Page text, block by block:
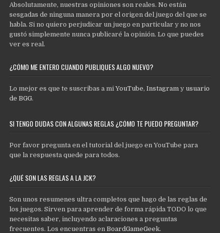
Absolutamente, nuestras opiniones son reales. No están
sesgadas de ninguna manera por el origen del juego del que se
habla. Si no quiero perjudicar un juego en particular y no nos
gustó simplemente nunca publicaré la opinión. Lo que puedes
ver es real.
¿CÓMO ME ENTERO CUANDO PUBLIQUES ALGO NUEVO?
Lo mejor es que te suscribas a miYouTube,Instagram y usuario
de BGG.
SI TENGO DUDAS CON ALGUNAS REGLAS ¿CÓMO TE PUEDO PREGUNTAR?
Por favor pregunta en el tutorial del juego en YouTube para
que la respuesta quede para todos.
¿QUÉ SON LAS REGLAS A LA JCK?
Son unos resumenes ultra completos que hago de las reglas de
los juegos. Sirven para aprender de forma rápida TODO lo que
necesitas saber, incluyendo aclaraciones a preguntas
frecuentes. Los encuentras enBoardGameGeek.